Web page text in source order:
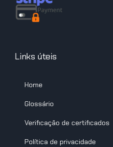
Links úteis
Home
Glossário
Verificação de certificados
Política de privacidade